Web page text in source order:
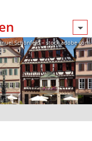
Schönfeld – stock.adobe.com